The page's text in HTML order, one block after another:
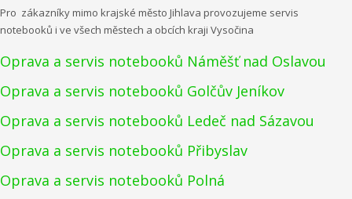
Pro zákazníky mimo krajské město Jihlava provozujeme servis
notebooků i ve všech městech a obcích kraji Vysočina
Oprava a servis notebooků Náměšť nad Oslavou
Oprava a servis notebooků Golčův Jeníkov
Oprava a servis notebooků Ledeč nad Sázavou
Oprava a servis notebooků Přibyslav
Oprava a servis notebooků Polná